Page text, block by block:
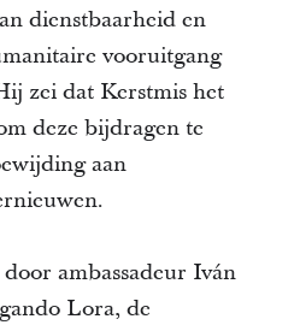
dienstbaarheid en
vooruitgang
zei dat Kerstmis het
deze bijdragen te
aan
ambassadeur Iván
Lora, de